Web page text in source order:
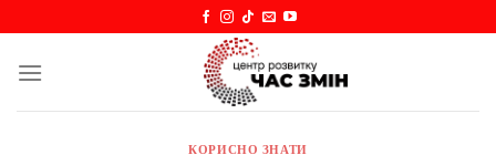
content
КОРИСНО ЗНАТИ